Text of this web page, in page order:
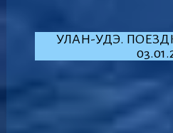
УЛАН-УДЭ.